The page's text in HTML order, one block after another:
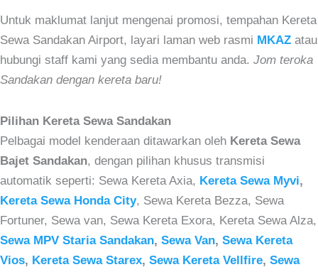
Untuk maklumat lanjut mengenai promosi, tempahan Kereta
Sewa Sandakan Airport, layari laman web rasmi MKAZ atau
hubungi staff kami yang sedia membantu anda. Jom teroka
Sandakan dengan kereta baru!
Pilihan Kereta Sewa Sandakan
Pelbagai model kenderaan ditawarkan oleh Kereta Sewa
Bajet Sandakan, dengan pilihan khusus transmisi
automatik seperti: Sewa Kereta Axia, Kereta Sewa Myvi,
Kereta Sewa Honda City, Sewa Kereta Bezza, Sewa
Fortuner, Sewa van, Sewa Kereta Exora, Kereta Sewa Alza,
Sewa MPV Staria Sandakan, Sewa Van, Sewa Kereta
Vios, Kereta Sewa Starex, Sewa Kereta Vellfire, Sewa